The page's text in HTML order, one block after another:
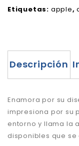
Etiquetas: apple,
Descripción
Enamora por su
impresiona por su
entorno y llama la
disponibles que